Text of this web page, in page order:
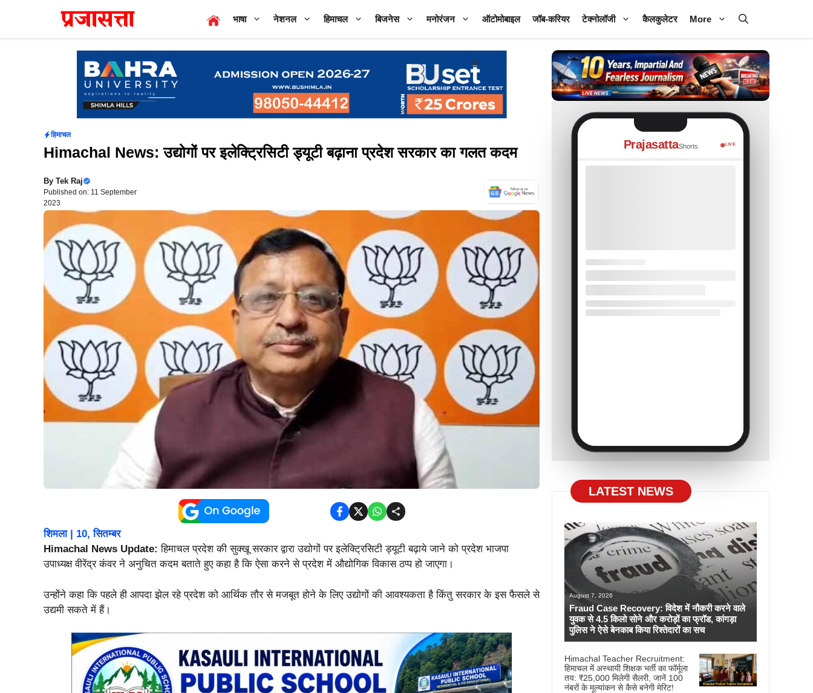
content
भाषा नेशनल हिमाचल बिजनेस मनोरंजन ऑटोमोबाइल जॉब-करियर टेक्नोलॉजी कैलकुलेटर More
हिमाचल
Himachal News: उद्योगों पर इलेक्ट्रिसिटी ड्यूटी बढ़ाना प्रदेश सरकार का गलत कदम
By Tek Raj
Published on: 11 September
2023
शिमला | 10, सितम्बर
Himachal News Update: हिमाचल प्रदेश की सुक्खू सरकार द्वारा उद्योगों पर इलेक्ट्रिसिटी ड्यूटी बढ़ाये जाने को प्रदेश भाजपा
उपाध्यक्ष वीरेंद्र कंवर ने अनुचित कदम बताते हुए कहा है कि ऐसा करने से प्रदेश में औद्योगिक विकास ठप्प हो जाएगा।
उन्होंने कहा कि पहले ही आपदा झेल रहे प्रदेश को आर्थिक तौर से मजबूत होने के लिए उद्योगों की आवश्यकता है किंतु सरकार के इस फैसले से
उद्यमी सकते में हैं।
PrajasattaShorts LIVE
LATEST NEWS
August 7, 2026
Fraud Case Recovery: विदेश में नौकरी करने वाले
युवक से 4.5 किलो सोने और करोड़ों का फ्रॉड, कांगड़ा
पुलिस ने ऐसे बेनकाब किया रिश्तेदारों का सच
Himachal Teacher Recruitment:
हिमाचल में अस्थायी शिक्षक भर्ती का फॉर्मूला
तय: ₹25,000 मिलेगी सैलरी, जानें 100
नंबरों के मूल्यांकन से कैसे बनेगी मेरिट!